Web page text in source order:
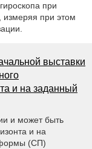
при
измеряя при этом
выставки
и на заданный
и может быть
и на
(СП)